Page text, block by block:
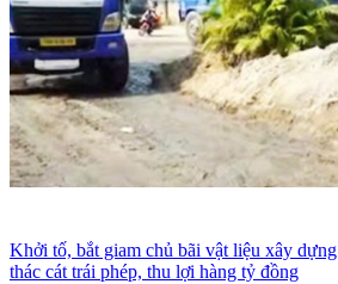
Khởi tố, bắt giam chủ bãi vật liệu xây
thác cát trái phép, thu lợi hàng tỷ đồng